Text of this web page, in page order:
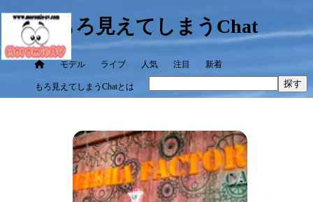
もろ見えてしまうChat
モデル ライブ 人気 注目 新着
もろ見えてしまうChatとは 探す